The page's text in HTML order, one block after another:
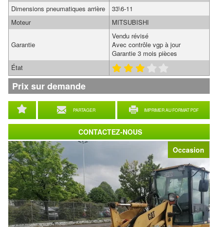
Occasion
PARTAGER IMPRIMER AU FORMAT PDF
Dimensions pneumatiques arrière
33\6-11
Moteur
MITSUBISHI
Garantie
Vendu révisé
Avec contrôle vgp à jour
Garantie 3 mois pièces
État
Prix sur demande
CONTACTEZ-NOUS